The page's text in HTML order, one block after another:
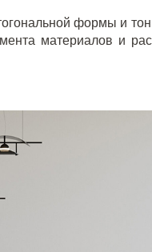
формы и
материалов и